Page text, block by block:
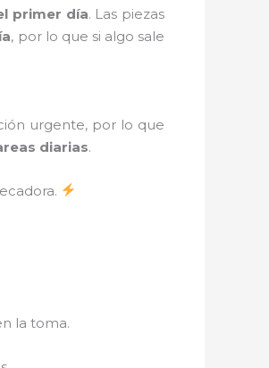
primer día. Las piezas
, por lo que si algo sale
urgente, por lo que
diarias.
la toma.